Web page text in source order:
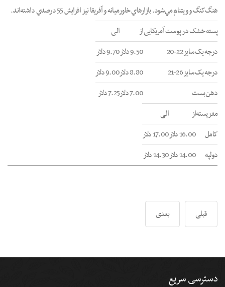
هنگ‌کنگ و ويتنام مي‌شود. بازارهاي خاورميانه و آفريقا نيز افزايش 55 درصدي داشته‌اند.
پسته خشک در پوست آمریکاییاز
الی
درجه یک سایز 22-20
9.50 دلار
9.70 دلار
درجه یک سایز 26-21
8.80 دلار
9.00 دلار
دهن بست
7.00 دلار
7.25 دلار
مغز پستهاز
الی
کامل
16.00 دلار
17.00 دلار
دولپه
14.00 دلار 14.30 دلار
قبلی بعدی
دسترسی سریع